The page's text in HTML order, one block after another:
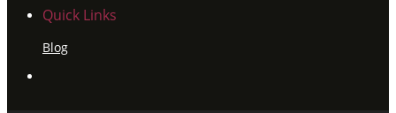
Quick Links
Blog